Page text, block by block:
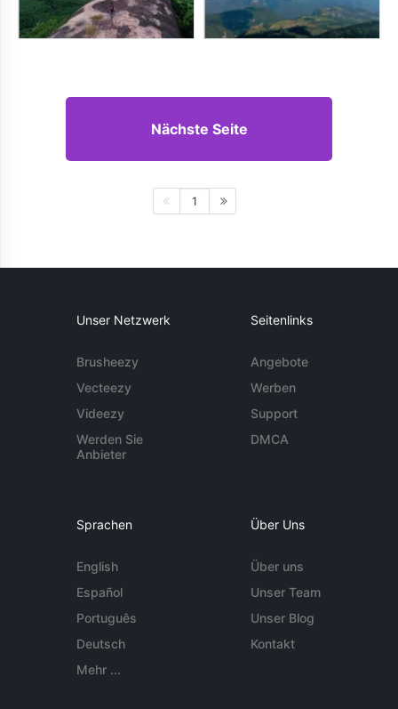
Nächste Seite
1
Unser Netzwerk
Brusheezy
Vecteezy
Videezy
Werden Sie
Anbieter
Seitenlinks
Angebote
Werben
Support
DMCA
Sprachen
English
Español
Português
Deutsch
Mehr ...
Über Uns
Über uns
Unser Team
Unser Blog
Kontakt